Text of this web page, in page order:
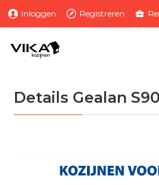
Inloggen Registreren
Details Gealan